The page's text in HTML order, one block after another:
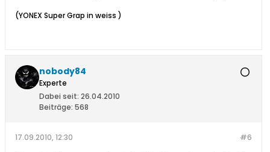
(YONEX Super Grap in weiss )
nobody84
Experte
Dabei seit: 26.04.2010
Beiträge: 568
#6
17.09.2010, 12:30